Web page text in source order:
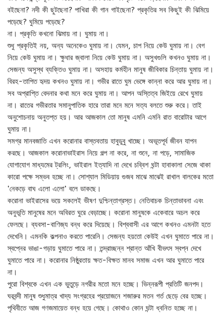
বইছেনা? নদী কী ছুটছেনা? পাখিরা কী গান গাইছেনা? প্রকৃতির সব কিছুই কী ঝিমিয়ে
পড়েছে? ঘুমিয়ে পড়েছে?
না। প্রকৃতি কখনো ঝিমায় না। ঘুমায় না।
শুধু প্রকৃতিই নয়, অন্য অনেকেও ঘুমায় না। যেমন, চাপ নিয়ে কেউ ঘুমায় না। বেগ
নিয়ে কেউ ঘুমায় না। ক্ষুধার জ্বালা নিয়ে কেউ ঘুমায় না। অসুখগুলি কখনও ঘুমায় না।
সেজন্য অসুস্থ ব্যক্তিও ঘুমায় না। অসহায় কর্মহীন মানুষ জীবিকার চিন্তায় ঘুমায় না।
বিরহ-তাপিত হৃদয় কখনও ঘুমায় না। গভীর রাতে ঘুম ভেঙ্গে কান্না করে আর ঘুমায় না।
সব অপ্রাপ্তি বেদনার কথা মনে করে ঘুমায় না। আপন অস্তিত্ব জিইয়ে রেখে ঘুমায়
না। রাতের গভীরতার সমানুপাতিক হারে তারা মনে মনে সত্য বলতে শুরু করে। তাই
অনুশোচনায় অনুতপ্ত হয়। আর আজকাল তো মানুষ এমনি এমনি রাত বারোটার আগে
ঘুমায় না।
সমগ্র মানবজাতি এখন করোনার বাস্তবতায় হাবুডুবু খাচ্ছে। অভূতপূর্ব জীবন যাপন
করছে। আজকাল করোনাভাইরাস নিয়ে গল্প না করে, না শুনে, না পড়ে, সামাজিক
যোগাযোগ মাধ্যমের ট্রলিং, ভাইরাল ইত্যাদি না দেখে চব্বিশ ঘন্টা হাবাকালা সেজে থাকা
কারো পক্ষে সম্ভব হচ্ছে না। সোশ্যাল মিডিয়ায় গুজব মাঝে মাঝেই রাখাল বালকের মতো
‘নেকড়ে বাঘ এলো এলো’ বলে ডাকছে।
করোনা ভাইরাসের ভয়ে সকলেই ভীষণ দুশ্চিন্তাগ্রস্ত। নেতিবাচক চিন্তাভাবনা এবং
অনুভূতি মানুষের মনে অবিরত ঘুরে বেড়াচ্ছে। করোনা মানুষকে একেবারে অচল করে
ফেলছে। ব্যবসা-বাণিজ্য বন্ধ করে দিয়েছে। বিশ্ববাসী এর আগে কখনও এমনটা হতে
দেখেনি। এমনকি কল্পনাও করতে পারেনি। সেজন্য হয়তো কেউই এখন ঘুমাতে পারে না।
স্বপ্নের ভাঙা-গড়ায় ঘুমাতে পারে না। তন্দ্রাচ্ছন্ন শ্রান্ত আঁখি বীভৎস স্বপ্ন দেখে
ঘুমাতে পারে না। করোনার নিষ্ঠুরতায় ক্ষত-বিক্ষত মানব সমাজ এখন আর ঘুমাতে পারে
না।
পুরো বিশ্বকে এখন এক ভুতুড়ে নগরীর মতো মনে হচ্ছে। ভিন্নরূপী প্রতিটি জনপদ।
ঘরবন্দী মানুষ শুধুমাত্র খাদ্য সংগ্রহের প্রয়োজনে শজারুর মতন গর্ত ছেড়ে বের হচ্ছে।
পৃথিবীতে আজ গণজমায়েত বন্ধ হয়ে গেছে। কোথাও কোন ঘন্টা ধ্বনিত হচ্ছে না।